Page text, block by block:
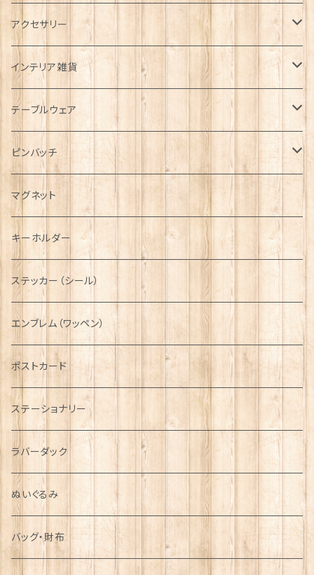
タータンネクタイ
帽子
キャップ
ハンチング帽
キャスケット
ディアストーカー
ニット帽
Tシャツ
マフラー
タータン【Bronte by Moon】
タータン【Glencroft】
ボタンラップマフラー【Aran Traditions】
サッシュ
スカーフ
ファッションマスク
アクセサリー
ORTAK
ブローチ
ペンダント
チャーム
その他のアクセサリー
インテリア雑貨
インテリア置物
ラブスプーン
ラブスプーン【SION LLEWELLYN】
ラブスプーン【PAUL CURTIS】
ファブリック
テーブルウェア
ティータオル
ペーパーナプキン
ティーコジー
その他テーブルウェア
ピンバッチ
ジェネラルデザイン
乗り物
動物＆植物
国旗＆紋章
音楽＆楽器
運動＆人物
シンボル
ミリタリー
NAVY
AIRFORCE
ARMY
ピューター
マグネット
キーホルダー
ステッカー（シール）
エンブレム（ワッペン）
ポストカード
ステーショナリー
ラバーダック
ぬいぐるみ
バッグ・財布